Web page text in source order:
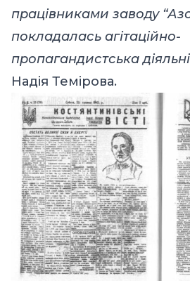
працівниками заводу
покладалась агітаційно-
пропагандистська
Надія Темірова.